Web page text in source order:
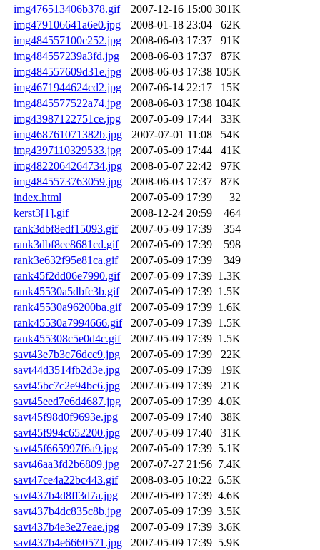
img476513406b378.gif
2007-12-16 15:00 301K
img479106641a6e0.jpg
2008-01-18 23:04
62K
img484557100c252.jpg
2008-06-03 17:37
91K
img484557239a3fd.jpg
2008-06-03 17:37
87K
img484557609d31e.jpg
2008-06-03 17:38 105K
img4671944624cd2.jpg
2007-06-14 22:17
15K
img4845577522a74.jpg
2008-06-03 17:38 104K
img43987122751ce.jpg
2007-05-09 17:44
33K
img468761071382b.jpg
2007-07-01 11:08
54K
img4397110329533.jpg
2007-05-09 17:44
41K
img4822064264734.jpg
2008-05-07 22:42
97K
img4845573763059.jpg
2008-06-03 17:37
87K
index.html
2007-05-09 17:39
32
kerst3[1].gif
2008-12-24 20:59
464
rank3dbf8edf15093.gif
2007-05-09 17:39
354
rank3dbf8ee8681cd.gif
2007-05-09 17:39
598
rank3e632f95e81ca.gif
2007-05-09 17:39
349
rank45f2dd06e7990.gif
2007-05-09 17:39 1.3K
rank45530a5dbfc3b.gif
2007-05-09 17:39 1.5K
rank45530a96200ba.gif
2007-05-09 17:39 1.6K
rank45530a7994666.gif
2007-05-09 17:39 1.5K
rank455308c5e0d4c.gif
2007-05-09 17:39 1.5K
savt43e7b3c76dcc9.jpg
2007-05-09 17:39
22K
savt44d3514fb2d3e.jpg
2007-05-09 17:39
19K
savt45bc7c2e94bc6.jpg
2007-05-09 17:39
21K
savt45eed7e6d4687.jpg
2007-05-09 17:39 4.0K
savt45f98d0f9693e.jpg
2007-05-09 17:40
38K
savt45f994c652200.jpg
2007-05-09 17:40
31K
savt45f665997f6a9.jpg
2007-05-09 17:39 5.1K
savt46aa3fd2b6809.jpg
2007-07-27 21:56 7.4K
savt47ce4a22bc443.gif
2008-03-05 10:22 6.5K
savt437b4d8ff3d7a.jpg
2007-05-09 17:39 4.6K
savt437b4dc835c8b.jpg
2007-05-09 17:39 3.5K
savt437b4e3e27eae.jpg
2007-05-09 17:39 3.6K
savt437b4e6660571.jpg
2007-05-09 17:39 5.9K